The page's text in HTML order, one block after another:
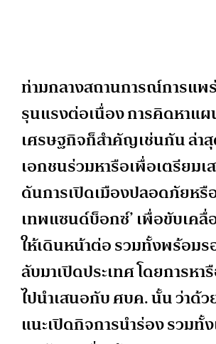
ท่ามกลางสถานการณ์การแพ
รุนแรงต่อเนื่อง การคิดหาแ
เศรษฐกิจก็สำคัญเช่นกัน ล่า
เอกชนร่วมหารือเพื่อเตรียม
ดันการเปิดเมืองปลอดภัยหรื
เทพแซนด์บ็อกซ์’ เพื่อขับเค
ให้เดินหน้าต่อ รวมทั้งพร้อม
ลับมาเปิดประเทศ โดยการหา
ไปนำเสนอกับ ศบค. นั้น ว่าด้
แนะเปิดกิจการนำร่อง รวมทั้